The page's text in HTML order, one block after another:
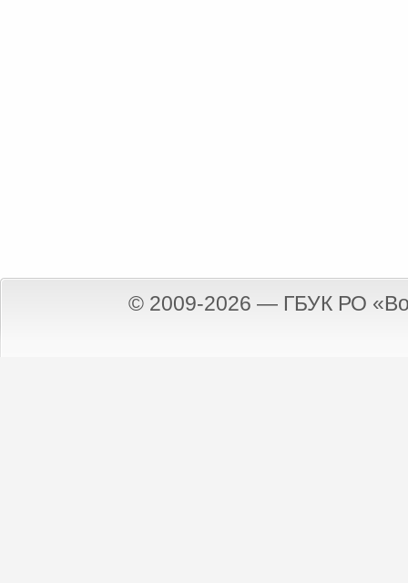
© 2009-2026 — ГБУК РО